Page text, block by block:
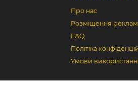
Про нас
Розміщення
FAQ
Політіка
Умови